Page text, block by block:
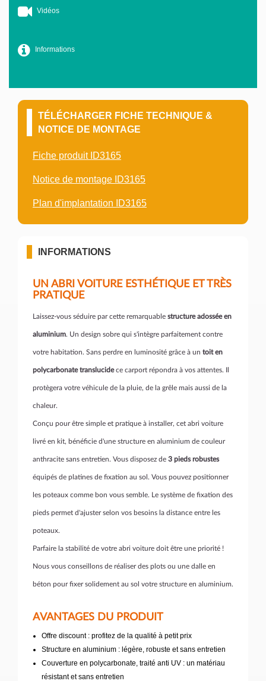
Vidéos
Informations
TÉLÉCHARGER FICHE TECHNIQUE &
NOTICE DE MONTAGE
Fiche produit ID3165
Notice de montage ID3165
Plan d'implantation ID3165
INFORMATIONS
UN ABRI VOITURE ESTHÉTIQUE ET TRÈS
PRATIQUE
Laissez-vous séduire par cette remarquable structure adossée en
aluminium. Un design sobre qui s'intègre parfaitement contre
votre habitation. Sans perdre en luminosité grâce à un toit en
polycarbonate translucidece carport répondra à vos attentes. Il
protègera votre véhicule de la pluie, de la grêle mais aussi de la
chaleur.
Conçu pour être simple et pratique à installer, cet abri voiture
livré en kit, bénéficie d'une structure en aluminium de couleur
anthracite sans entretien. Vous disposez de 3 pieds robustes
équipés de platines de fixation au sol. Vous pouvez positionner
les poteaux comme bon vous semble. Le système de fixation des
pieds permet d'ajuster selon vos besoins la distance entre les
poteaux.
Parfaire la stabilité de votre abri voiture doit être une priorité !
Nous vous conseillons de réaliser des plots ou une dalle en
béton pour fixer solidement au sol votre structure en aluminium.
AVANTAGES DU PRODUIT
Offre discount : profitez de la qualité à petit prix
Structure en aluminium : légère, robuste et sans entretien
Couverture en polycarbonate, traité anti UV : un matériau
résistant et sans entretien